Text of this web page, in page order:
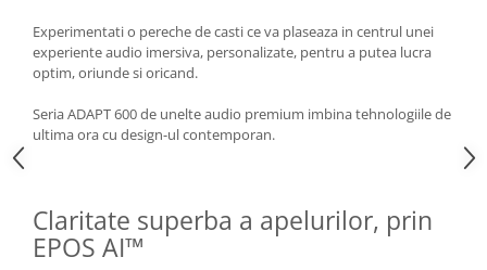
Experimentati o pereche de casti ce va plaseaza in centrul unei
experiente audio imersiva, personalizate, pentru a putea lucra
optim, oriunde si oricand.
Seria ADAPT 600 de unelte audio premium imbina tehnologiile de
ultima ora cu design-ul contemporan.
Claritate superba a apelurilor, prin
EPOS AI™